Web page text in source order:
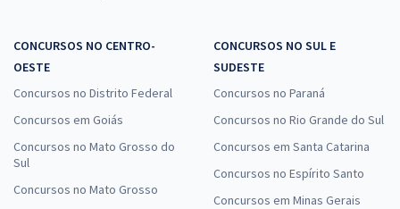
CONCURSOS NO CENTRO-
OESTE
Concursos no Distrito Federal
Concursos em Goiás
Concursos no Mato Grosso do
Sul
Concursos no Mato Grosso
CONCURSOS NO SUL E
SUDESTE
Concursos no Paraná
Concursos no Rio Grande do Sul
Concursos em Santa Catarina
Concursos no Espírito Santo
Concursos em Minas Gerais